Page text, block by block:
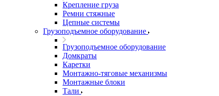
Крепление груза
Ремни стяжные
Цепные системы
Грузоподъемное оборудование
Грузоподъемное оборудование
Домкраты
Каретки
Монтажно-тяговые механизмы
Монтажные блоки
Тали